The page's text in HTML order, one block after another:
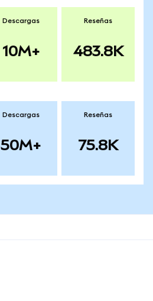
Descargas
10M+
Reseñas
483.8K
Descargas
50M+
Reseñas
75.8K